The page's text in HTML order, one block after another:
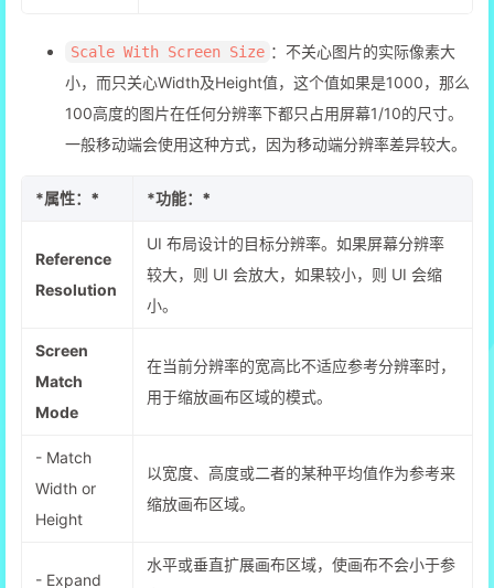
Scale With Screen Size ：不关心图片的实际像素大
小，而只关心Width及Height值，这个值如果是1000，那么
100高度的图片在任何分辨率下都只占用屏幕1/10的尺寸。
一般移动端会使用这种方式，因为移动端分辨率差异较大。
*属性：* *功能：*
Reference
Resolution
UI 布局设计的目标分辨率。如果屏幕分辨率
较大，则 UI 会放大，如果较小，则 UI 会缩
小。
Screen
Match
Mode
在当前分辨率的宽高比不适应参考分辨率时，
用于缩放画布区域的模式。
- Match
Width or
Height
以宽度、高度或二者的某种平均值作为参考来
缩放画布区域。
- Expand
水平或垂直扩展画布区域，使画布不会小于参